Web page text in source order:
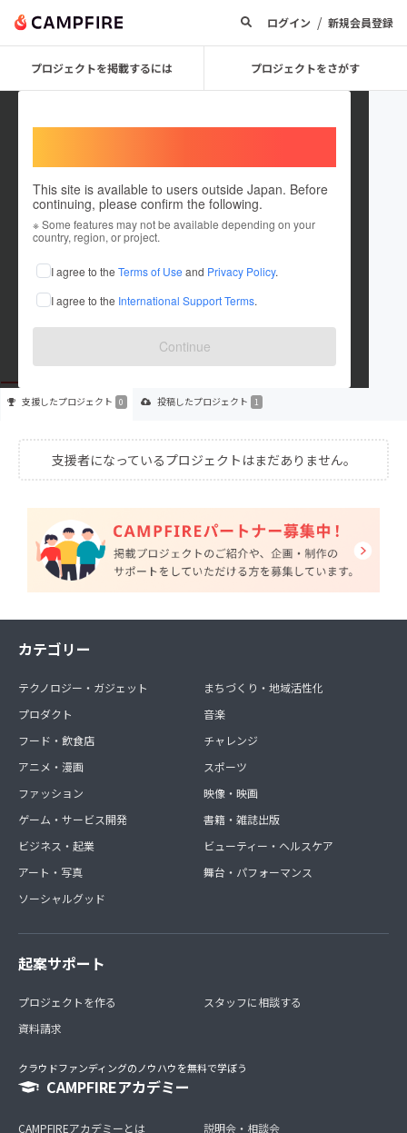
ログイン / 新規会員登録
プロジェクトを掲載するには プロジェクトをさがす
This site is available to users outside Japan. Before
continuing, please confirm the following.
※ Some features may not be available depending on your
country, region, or project.
I agree to the Terms of Use and Privacy Policy.
I agree to the International Support Terms.
Continue
PHOTOM
これまでに1件のプロジェクトを投稿しています
在住国：未設定
出身国：未設定
支援したプロジェクト 0 投稿したプロジェクト 1
支援者になっているプロジェクトはまだありません。
カテゴリー
テクノロジー・ガジェット
プロダクト
フード・飲食店
アニメ・漫画
ファッション
ゲーム・サービス開発
ビジネス・起業
アート・写真
ソーシャルグッド
まちづくり・地域活性化
音楽
チャレンジ
スポーツ
映像・映画
書籍・雑誌出版
ビューティー・ヘルスケア
舞台・パフォーマンス
起案サポート
プロジェクトを作る
資料請求
スタッフに相談する
クラウドファンディングのノウハウを無料で学ぼう
CAMPFIREアカデミー
CAMPFIREアカデミーとは
説明会・相談会